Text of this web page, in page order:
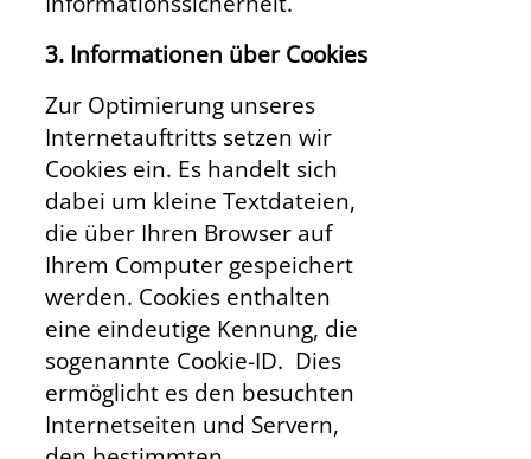
3. Informationen über Cookies
Zur Optimierung unseres
Internetauftritts setzen wir
Cookies ein. Es handelt sich
dabei um kleine Textdateien,
die über Ihren Browser auf
Ihrem Computer gespeichert
werden. Cookies enthalten
eine eindeutige Kennung, die
sogenannte Cookie-ID. Dies
ermöglicht es den besuchten
Internetseiten und Servern,